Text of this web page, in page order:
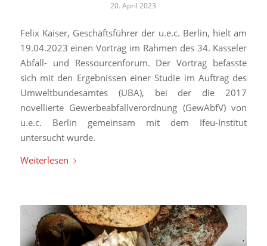
20. April 2023
Felix Kaiser, Geschäftsführer der u.e.c. Berlin, hielt am
19.04.2023 einen Vortrag im Rahmen des 34. Kasseler
Abfall- und Ressourcenforum. Der Vortrag befasste
sich mit den Ergebnissen einer Studie im Auftrag des
Umweltbundesamtes (UBA), bei der die 2017
novellierte Gewerbeabfallverordnung (GewAbfV) von
u.e.c. Berlin gemeinsam mit dem Ifeu-Institut
untersucht wurde.
Weiterlesen